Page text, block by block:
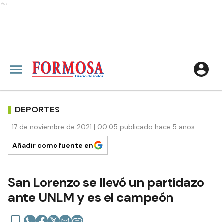
Ads
DEPORTES
17 de noviembre de 2021 | 00:05 publicado hace 5 años
Añadir como fuente en
San Lorenzo se llevó un partidazo
ante UNLM y es el campeón